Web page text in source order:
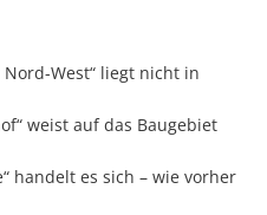
West“ liegt nicht in
weist auf das Baugebiet
handelt es sich – wie vorher